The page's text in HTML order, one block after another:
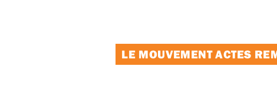
LE MOUVEMENT ACTES